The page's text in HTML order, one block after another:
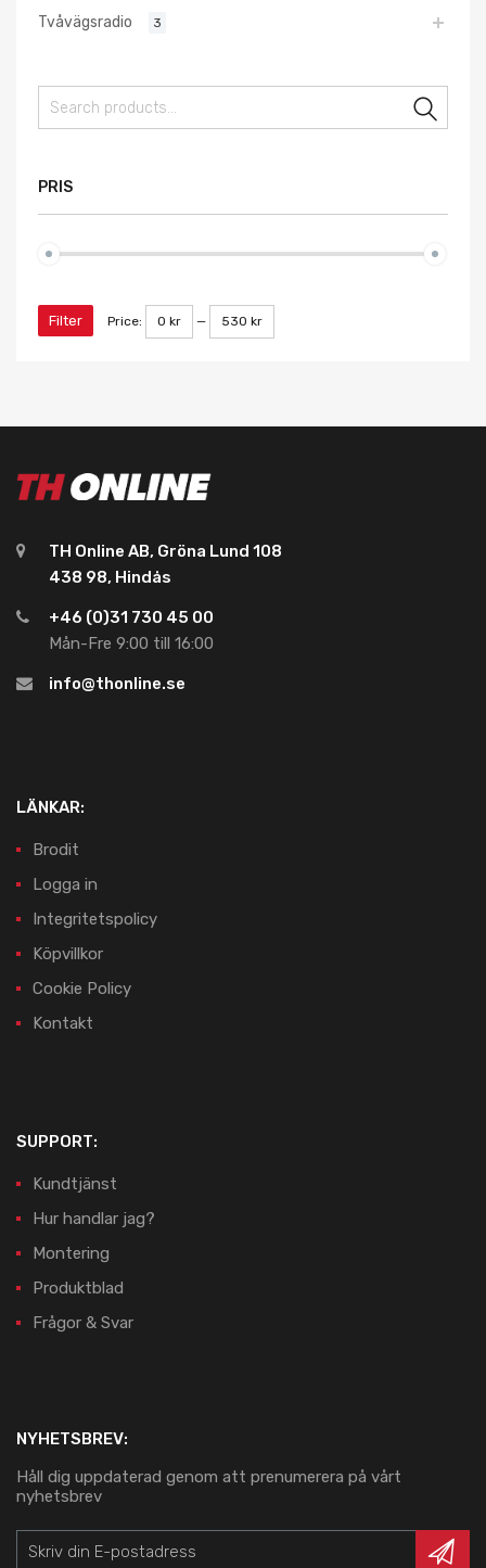
Tvåvägsradio 3
PRIS
Filter Price: 0 kr — 530 kr
TH Online AB, Gröna Lund 108
438 98, Hindås
+46 (0)31 730 45 00
Mån-Fre 9:00 till 16:00
info@thonline.se
LÄNKAR:
Brodit
Logga in
Integritetspolicy
Köpvillkor
Cookie Policy
Kontakt
SUPPORT:
Kundtjänst
Hur handlar jag?
Montering
Produktblad
Frågor & Svar
NYHETSBREV:
Håll dig uppdaterad genom att prenumerera på vårt
nyhetsbrev